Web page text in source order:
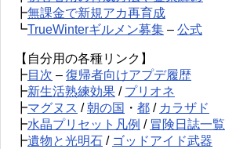
┣無課金で新規アカ再育成
┗TrueWinterギルメン募集 – 公式
【自分用の各種リンク】
┣目次 – 復帰者向けアプデ履歴
┣新生活熟練効果 / プリオネ
┣マグヌス / 朝の国 ・ 都 / カラザド
┣水晶プリセット凡例 / 冒険日誌一覧
┣遺物と光明石 / ゴッドアイド武器